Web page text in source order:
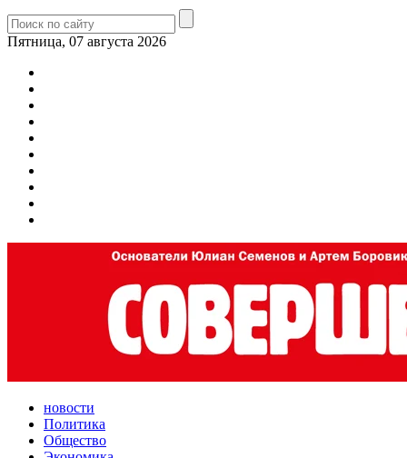
Пятница, 07 августа 2026
новости
Политика
Общество